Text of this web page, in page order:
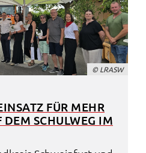
© LRASW
FÜR MEHR
DEM SCHUL­WEG IM